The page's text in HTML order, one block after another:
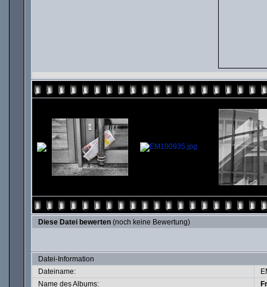
Diese Datei bewerten (noch keine Bewertung)
Datei-Information
Dateiname:
Name des Albums: